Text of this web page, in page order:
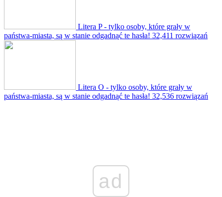
Litera P - tylko osoby, które grały w
państwa-miasta, są w stanie odgadnąć te hasła! 32,411 rozwiązań
Litera O - tylko osoby, które grały w
państwa-miasta, są w stanie odgadnąć te hasła! 32,536 rozwiązań
ad